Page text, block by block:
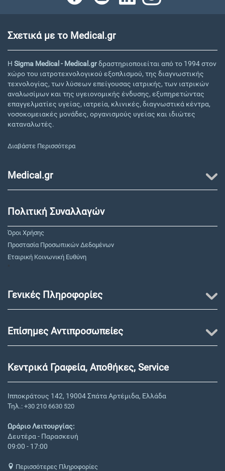
Σχετικά με το Medical.gr
Η Sigma Medical - Medical.grδραστηριοποιείται από το 1994 στον
χώρο του ιατροτεχνολογικού εξοπλισμού, της διαγνωστικής
τεχνολογίας, των λύσεων επείγουσας ιατρικής, των ιατρικών
αναλωσίμων και της υγειονομικής ένδυσης, εξυπηρετώντας
επαγγελματίες υγείας, ιατρεία, κλινικές, διαγνωστικά κέντρα,
νοσοκομειακές μονάδες, οργανισμούς υγείας και ιδιώτες
καταναλωτές.
Διαβάστε Περισσότερα
Medical.gr
Πολιτική Συναλλαγών
Όροι Χρήσης
Προστασία Προσωπικών Δεδομένων
Εταιρική Κοινωνική Ευθύνη
"
Γενικές Πληροφορίες
Επίσημες Αντιπροσωπείες
Κεντρικά Γραφεία, Αποθήκες, Service
Ιπποκράτους 142, 19004 Σπάτα Αρτέμιδα, Ελλάδα
Τηλ.: +30 210 6630 520
Ωράριο Λειτουργίας:
Δευτέρα - Παρασκευή
09:00 - 17:00
Περισσότερες Πληροφορίες